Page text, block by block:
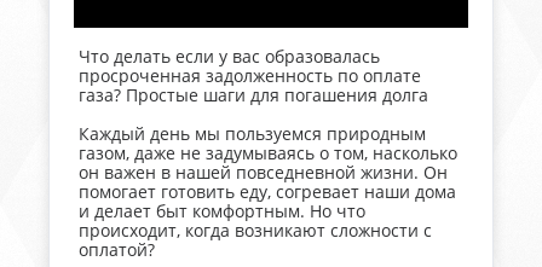
Что делать если у вас образовалась
просроченная задолженность по оплате
газа? Простые шаги для погашения долга
Каждый день мы пользуемся природным
газом, даже не задумываясь о том, насколько
он важен в нашей повседневной жизни. Он
помогает готовить еду, согревает наши дома
и делает быт комфортным. Но что
происходит, когда возникают сложности с
оплатой?